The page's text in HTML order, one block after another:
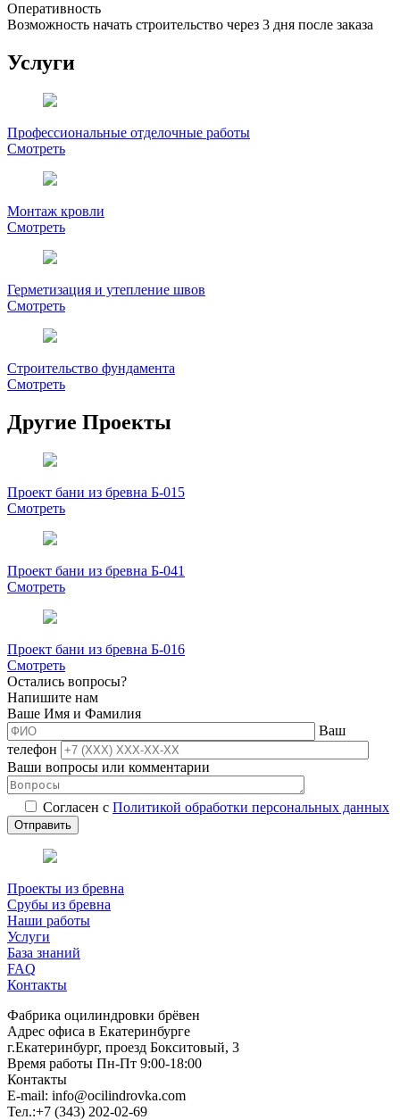
Оперативность
Возможность начать строительство через 3 дня после заказа
Услуги
Профессиональные отделочные работы
Смотреть
Монтаж кровли
Смотреть
Герметизация и утепление швов
Смотреть
Строительство фундамента
Смотреть
Другие Проекты
Проект бани из бревна Б-015
Смотреть
Проект бани из бревна Б-041
Смотреть
Проект бани из бревна Б-016
Смотреть
Остались вопросы?
Напишите нам
Ваше Имя и Фамилия
Ваш
телефон
Ваши вопросы или комментарии
Согласен с Политикой обработки персональных данных
Проекты из бревна
Срубы из бревна
Наши работы
Услуги
База знаний
FAQ
Контакты
Фабрика оцилиндровки брёвен
Адрес офиса в Екатеринбурге
г.Екатеринбург, проезд Бокситовый, 3
Время работы Пн-Пт 9:00-18:00
Контакты
E-mail: info@ocilindrovka.com
Тел.:+7 (343) 202-02-69